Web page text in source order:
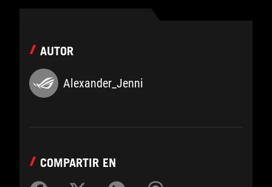
AUTOR
Alexander_Jenni
COMPARTIR EN